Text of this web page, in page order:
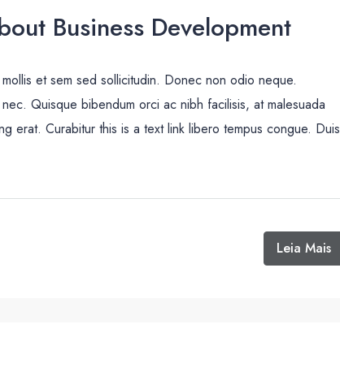
Business Development
et sem sed sollicitudin. Donec non odio neque.
Quisque bibendum orci ac nibh facilisis, at malesuada
erat. Curabitur this is a text link libero tempus congue. Duis
Leia Mais